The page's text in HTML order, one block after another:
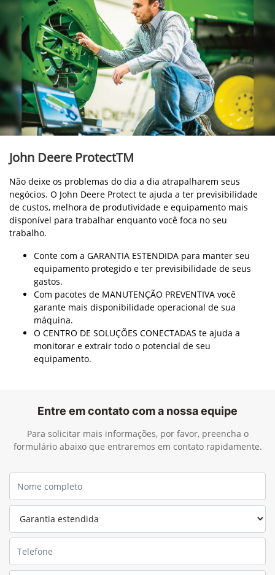
John Deere ProtectTM
Não deixe os problemas do dia a dia atrapalharem seus
negócios. O John Deere Protect te ajuda a ter previsibilidade
de custos, melhora de produtividade e equipamento mais
disponível para trabalhar enquanto você foca no seu
trabalho.
Conte com a GARANTIA ESTENDIDA para manter seu
equipamento protegido e ter previsibilidade de seus
gastos.
Com pacotes de MANUTENÇÃO PREVENTIVA você
garante mais disponibilidade operacional de sua
máquina.
O CENTRO DE SOLUÇÕES CONECTADAS te ajuda a
monitorar e extrair todo o potencial de seu
equipamento.
Entre em contato com a nossa equipe
Para solicitar mais informações, por favor, preencha o
formulário abaixo que entraremos em contato rapidamente.